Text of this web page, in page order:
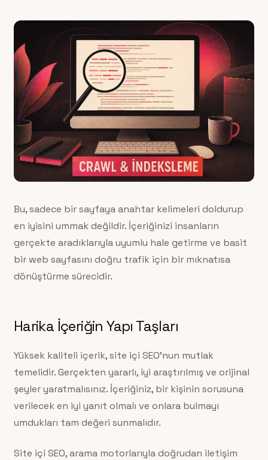
Bu, sadece bir sayfaya anahtar kelimeleri doldurup
en iyisini ummak değildir. İçeriğinizi insanların
gerçekte aradıklarıyla uyumlu hale getirme ve basit
bir web sayfasını doğru trafik için bir mıknatısa
dönüştürme sürecidir.
Harika İçeriğin Yapı Taşları
Yüksek kaliteli içerik, site içi SEO’nun mutlak
temelidir. Gerçekten yararlı, iyi araştırılmış ve orijinal
şeyler yaratmalısınız. İçeriğiniz, bir kişinin sorusuna
verilecek en iyi yanıt olmalı ve onlara bulmayı
umdukları tam değeri sunmalıdır.
Site içi SEO, arama motorlarıyla doğrudan iletişim